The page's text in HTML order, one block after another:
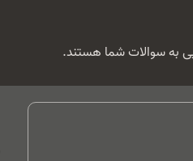
به سوالات شما هستند.